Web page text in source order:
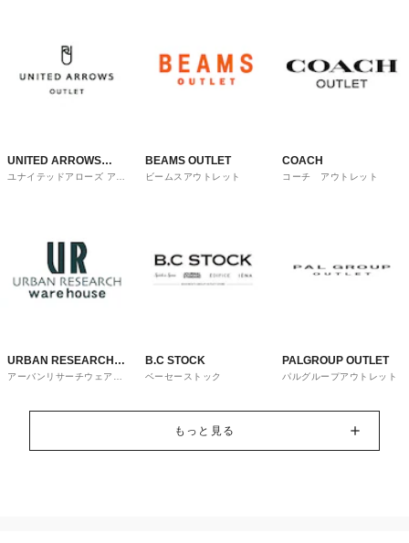
UNITED ARROWS
OUTLET
ユナイテッドアローズ アウ
BEAMS OUTLET
ビームスアウトレット
COACH
コーチ アウトレット
URBAN RESEARCH
ware house
アーバンリサーチウェアハ
B.C STOCK
ベーセーストック
PALGROUP OUTLET
パルグループアウトレット
もっと見る